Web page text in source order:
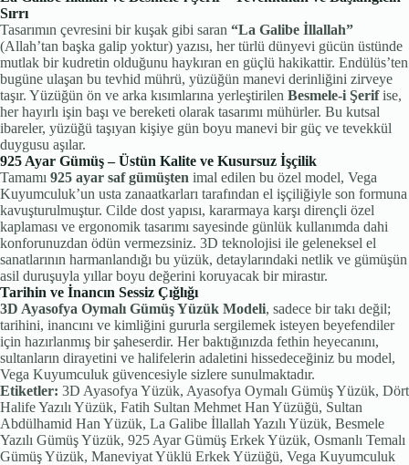
Sırrı
Tasarımın çevresini bir kuşak gibi saran “La Galibe İllallah”
(Allah’tan başka galip yoktur) yazısı, her türlü dünyevi gücün üstünde
mutlak bir kudretin olduğunu haykıran en güçlü hakikattir. Endülüs’ten
bugüne ulaşan bu tevhid mührü, yüzüğün manevi derinliğini zirveye
taşır. Yüzüğün ön ve arka kısımlarına yerleştirilen Besmele-i Şerifise,
her hayırlı işin başı ve bereketi olarak tasarımı mühürler. Bu kutsal
ibareler, yüzüğü taşıyan kişiye gün boyu manevi bir güç ve tevekkül
duygusu aşılar.
925 Ayar Gümüş – Üstün Kalite ve Kusursuz İşçilik
Tamamı 925 ayar saf gümüşten imal edilen bu özel model, Vega
Kuyumculuk’un usta zanaatkarları tarafından el işçiliğiyle son formuna
kavuşturulmuştur. Cilde dost yapısı, kararmaya karşı dirençli özel
kaplaması ve ergonomik tasarımı sayesinde günlük kullanımda dahi
konforunuzdan ödün vermezsiniz. 3D teknolojisi ile geleneksel el
sanatlarının harmanlandığı bu yüzük, detaylarındaki netlik ve gümüşün
asil duruşuyla yıllar boyu değerini koruyacak bir mirastır.
Tarihin ve İnancın Sessiz Çığlığı
3D Ayasofya Oymalı Gümüş Yüzük Modeli, sadece bir takı değil;
tarihini, inancını ve kimliğini gururla sergilemek isteyen beyefendiler
için hazırlanmış bir şaheserdir. Her baktığınızda fethin heyecanını,
sultanların dirayetini ve halifelerin adaletini hissedeceğiniz bu model,
Vega Kuyumculuk güvencesiyle sizlere sunulmaktadır.
Etiketler: 3D Ayasofya Yüzük, Ayasofya Oymalı Gümüş Yüzük, Dört
Halife Yazılı Yüzük, Fatih Sultan Mehmet Han Yüzüğü, Sultan
Abdülhamid Han Yüzük, La Galibe İllallah Yazılı Yüzük, Besmele
Yazılı Gümüş Yüzük, 925 Ayar Gümüş Erkek Yüzük, Osmanlı Temalı
Gümüş Yüzük, Maneviyat Yüklü Erkek Yüzüğü, Vega Kuyumculuk